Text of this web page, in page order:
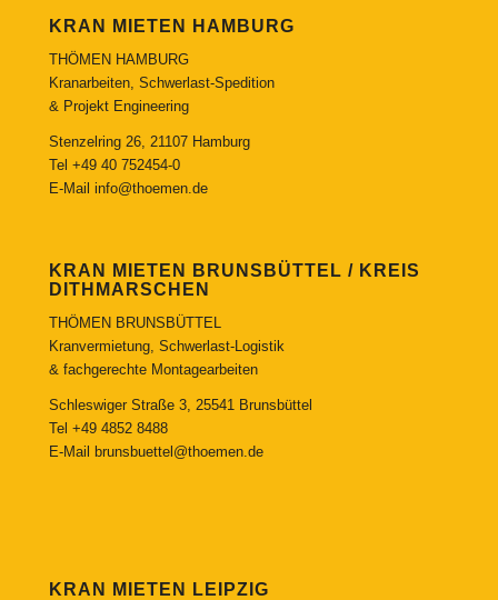
KRAN MIETEN HAMBURG
THÖMEN HAMBURG
Kranarbeiten, Schwerlast-Spedition
& Projekt Engineering
Stenzelring 26, 21107 Hamburg
Tel +49 40 752454-0
E-Mail info@thoemen.de
KRAN MIETEN BRUNSBÜTTEL / KREIS
DITHMARSCHEN
THÖMEN BRUNSBÜTTEL
Kranvermietung, Schwerlast-Logistik
& fachgerechte Montagearbeiten
Schleswiger Straße 3, 25541 Brunsbüttel
Tel +49 4852 8488
E-Mail
brunsbuettel@thoemen.de
KRAN MIETEN LEIPZIG